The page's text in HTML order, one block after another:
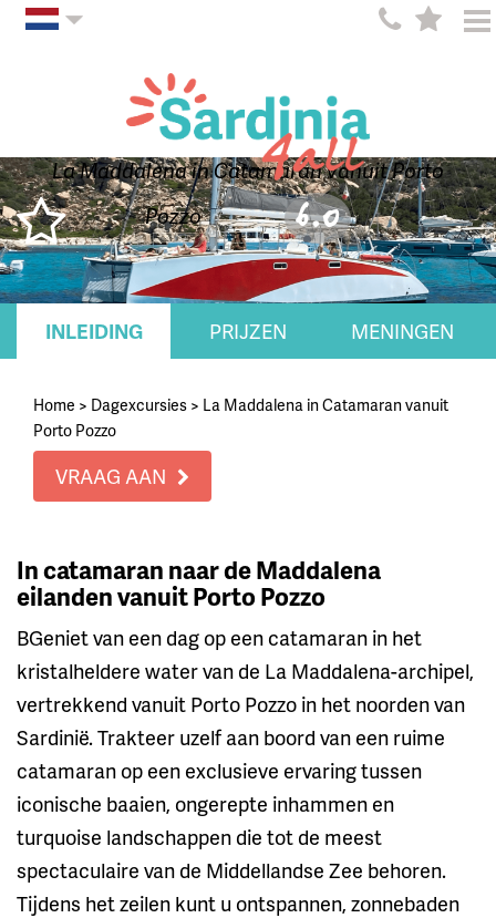
La Maddalena in Catamaran vanuit Porto
Pozzo
6.0
INLEIDING PRIJZEN MENINGEN
Home > Dagexcursies > La Maddalena in Catamaran vanuit
Porto Pozzo
VRAAG AAN
In catamaran naar de Maddalena
eilanden vanuit Porto Pozzo
BGeniet van een dag op een catamaran in het
kristalheldere water van de La Maddalena-archipel,
vertrekkend vanuit Porto Pozzo in het noorden van
Sardinië. Trakteer uzelf aan boord van een ruime
catamaran op een exclusieve ervaring tussen
iconische baaien, ongerepte inhammen en
turquoise landschappen die tot de meest
spectaculaire van de Middellandse Zee behoren.
Tijdens het zeilen kunt u ontspannen, zonnebaden